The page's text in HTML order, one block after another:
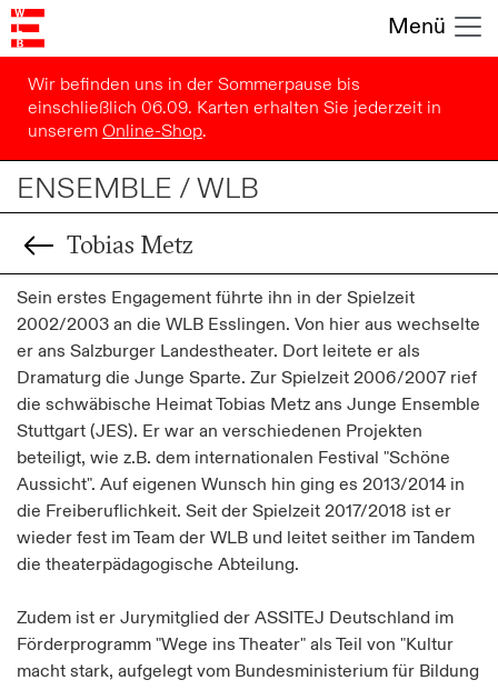
Menü
Wir befinden uns in der Sommerpause bis
einschließlich 06.09. Karten erhalten Sie jederzeit in
unseremOnline-Shop.
ENSEMBLE / WLB
Tobias Metz
Sein erstes Engagement führte ihn in der Spielzeit
2002/2003 an die WLB Esslingen. Von hier aus wechselte
er ans Salzburger Landestheater. Dort leitete er als
Dramaturg die Junge Sparte. Zur Spielzeit 2006/2007 rief
die schwäbische Heimat Tobias Metz ans Junge Ensemble
Stuttgart (JES). Er war an verschiedenen Projekten
beteiligt, wie z.B. dem internationalen Festival "Schöne
Aussicht". Auf eigenen Wunsch hin ging es 2013/2014 in
die Freiberuflichkeit. Seit der Spielzeit 2017/2018 ist er
wieder fest im Team der WLB und leitet seither im Tandem
die theaterpädagogische Abteilung.
Zudem ist er Jurymitglied der ASSITEJ Deutschland im
Förderprogramm "Wege ins Theater" als Teil von "Kultur
macht stark, aufgelegt vom Bundesministerium für Bildung